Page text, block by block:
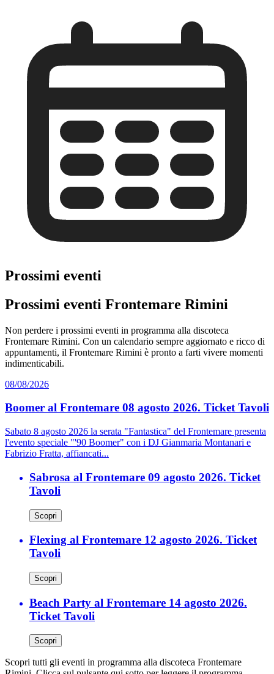
Prossimi eventi
Prossimi eventi Frontemare Rimini
Non perdere i prossimi eventi in programma alla discoteca
Frontemare Rimini. Con un calendario sempre aggiornato e ricco di
appuntamenti, il Frontemare Rimini è pronto a farti vivere momenti
indimenticabili.
08/08/2026
Boomer al Frontemare 08 agosto 2026. Ticket Tavoli
Sabato 8 agosto 2026 la serata "Fantastica" del Frontemare presenta
l'evento speciale "'90 Boomer" con i DJ Gianmaria Montanari e
Fabrizio Fratta, affiancati...
Sabrosa al Frontemare 09 agosto 2026. Ticket
Tavoli
Scopri
Flexing al Frontemare 12 agosto 2026. Ticket
Tavoli
Scopri
Beach Party al Frontemare 14 agosto 2026.
Ticket Tavoli
Scopri
Scopri tutti gli eventi in programma alla discoteca Frontemare